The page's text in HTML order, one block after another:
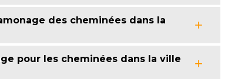
des cheminées dans la
pour les cheminées dans la ville